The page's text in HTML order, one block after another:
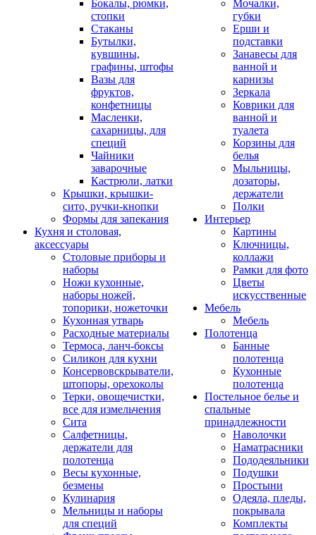
Бокалы, рюмки,
стопки
Стаканы
Бутылки,
кувшины,
графины, штофы
Вазы для
фруктов,
конфетницы
Масленки,
сахарницы, для
специй
Чайники
заварочные
Кастрюли, латки
Крышки, крышки-
сито, ручки-кнопки
Формы для запекания
Кухня и столовая,
аксессуары
Столовые приборы и
наборы
Ножи кухонные,
наборы ножей,
топорики, ножеточки
Кухонная утварь
Расходные материалы
Термоса, ланч-боксы
Силикон для кухни
Консервовскрыватели,
штопоры, орехоколы
Терки, овощечистки,
все для измельчения
Сита
Салфетницы,
держатели для
полотенца
Весы кухонные,
безмены
Кулинария
Мельницы и наборы
для специй
Мочалки,
губки
Ерши и
подставки
Занавесы для
ванной и
карнизы
Зеркала
Коврики для
ванной и
туалета
Корзины для
белья
Мыльницы,
дозаторы,
держатели
Полки
Интерьер
Картины
Ключницы,
коллажи
Рамки для фото
Цветы
искусственные
Мебель
Мебель
Полотенца
Банные
полотенца
Кухонные
полотенца
Постельное белье и
спальные
принадлежности
Наволочки
Наматрасники
Пододеяльники
Подушки
Простыни
Одеяла, пледы,
покрывала
Комплекты